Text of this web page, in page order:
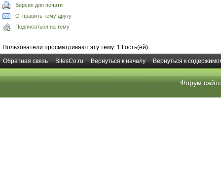
Версия для печати
Отправить тему другу
Подписаться на тему
Пользователи просматривают эту тему: 1 Гость(ей)
Обратная связь
SitesCo.ru Вернуться к началу Вернуться к
Форум